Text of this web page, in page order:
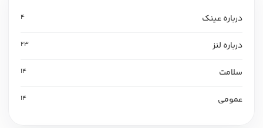
درباره عینک 4
درباره لنز 23
سلامت 14
عمومی 14